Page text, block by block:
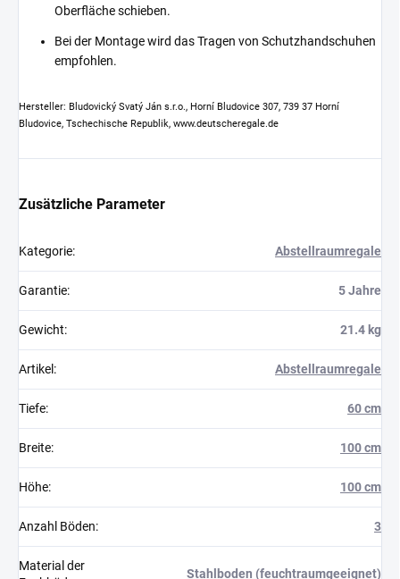
Oberfläche schieben.
Bei der Montage wird das Tragen von Schutzhandschuhen
empfohlen.
Hersteller: Bludovický Svatý Ján s.r.o., Horní Bludovice 307, 739 37 Horní
Bludovice, Tschechische Republik, www.deutscheregale.de
Zusätzliche Parameter
Kategorie: Abstellraumregale
Garantie: 5 Jahre
Gewicht: 21.4 kg
Artikel : Abstellraumregale
Tiefe: 60 cm
Breite: 100 cm
Höhe: 100 cm
Anzahl Böden: 3
Material der
Stahlboden (feuchtraumgeeignet)